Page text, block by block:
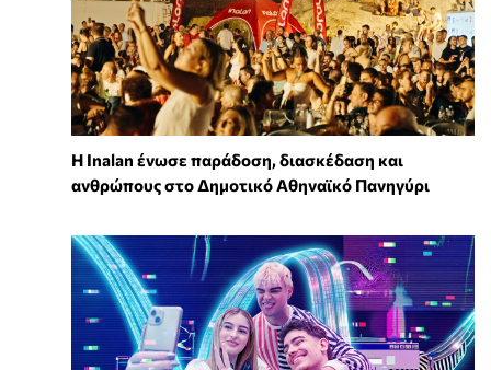
Η Inalan ένωσε παράδοση, διασκέδαση και
ανθρώπους στο Δημοτικό Αθηναϊκό Πανηγύρι